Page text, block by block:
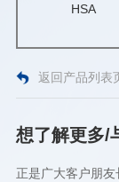
HSA
返回产品列表
想了解更多/
正是广大客户朋